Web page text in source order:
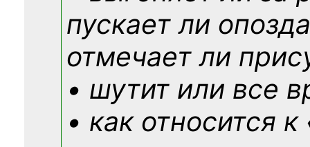
пускает ли
отмечает ли
• шутит или все
• как относится